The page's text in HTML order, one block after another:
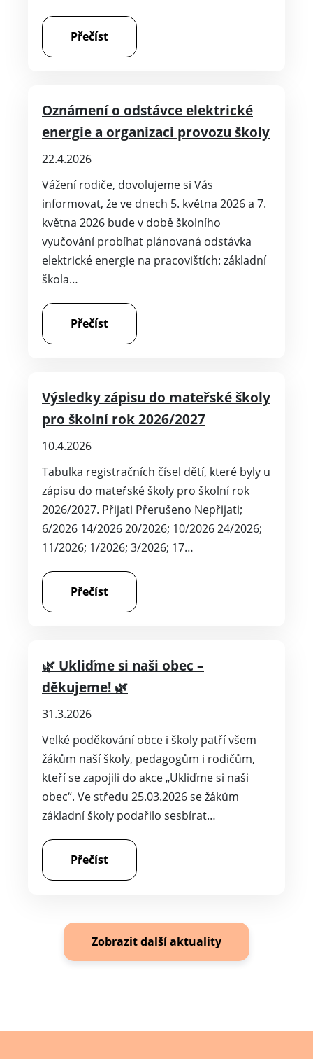
Přečíst
Oznámení o odstávce elektrické
energie a organizaci provozu školy
22.4.2026
Vážení rodiče, dovolujeme si Vás
informovat, že ve dnech 5. května 2026 a 7.
května 2026 bude v době školního
vyučování probíhat plánovaná odstávka
elektrické energie na pracovištích: základní
škola…
Přečíst
Výsledky zápisu do mateřské školy
pro školní rok 2026/2027
10.4.2026
Tabulka registračních čísel dětí, které byly u
zápisu do mateřské školy pro školní rok
2026/2027. Přijati Přerušeno Nepřijati;
6/2026 14/2026 20/2026; 10/2026 24/2026;
11/2026; 1/2026; 3/2026; 17…
Přečíst
🌿 Ukliďme si naši obec –
děkujeme! 🌿
31.3.2026
Velké poděkování obce i školy patří všem
žákům naší školy, pedagogům i rodičům,
kteří se zapojili do akce „Ukliďme si naši
obec“. Ve středu 25.03.2026 se žákům
základní školy podařilo sesbírat…
Přečíst
Zobrazit další aktuality